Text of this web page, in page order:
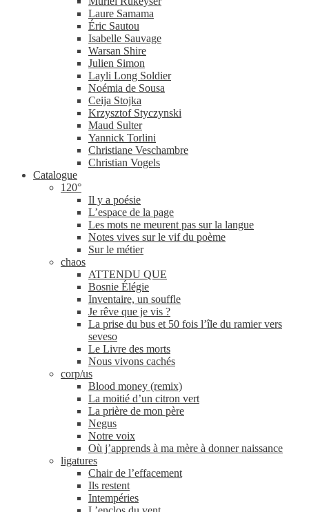
Laure Samama
Éric Sautou
Isabelle Sauvage
Warsan Shire
Julien Simon
Layli Long Soldier
Noémia de Sousa
Ceija Stojka
Krzysztof Styczynski
Maud Sulter
Yannick Torlini
Christiane Veschambre
Christian Vogels
Catalogue
120°
Il y a poésie
L’espace de la page
Les mots ne meurent pas sur la langue
Notes vives sur le vif du poème
Sur le métier
chaos
ATTENDU QUE
Bosnie Élégie
Inventaire, un souffle
Je rêve que je vis ?
La prise du bus et 50 fois l’île du ramier vers
seveso
Le Livre des morts
Nous vivons cachés
corp/​us
Blood money (remix)
La moitié d’un citron vert
La prière de mon père
Negus
Notre voix
Où j’apprends à ma mère à donner naissance
ligatures
Chair de l’effacement
Ils restent
Intempéries